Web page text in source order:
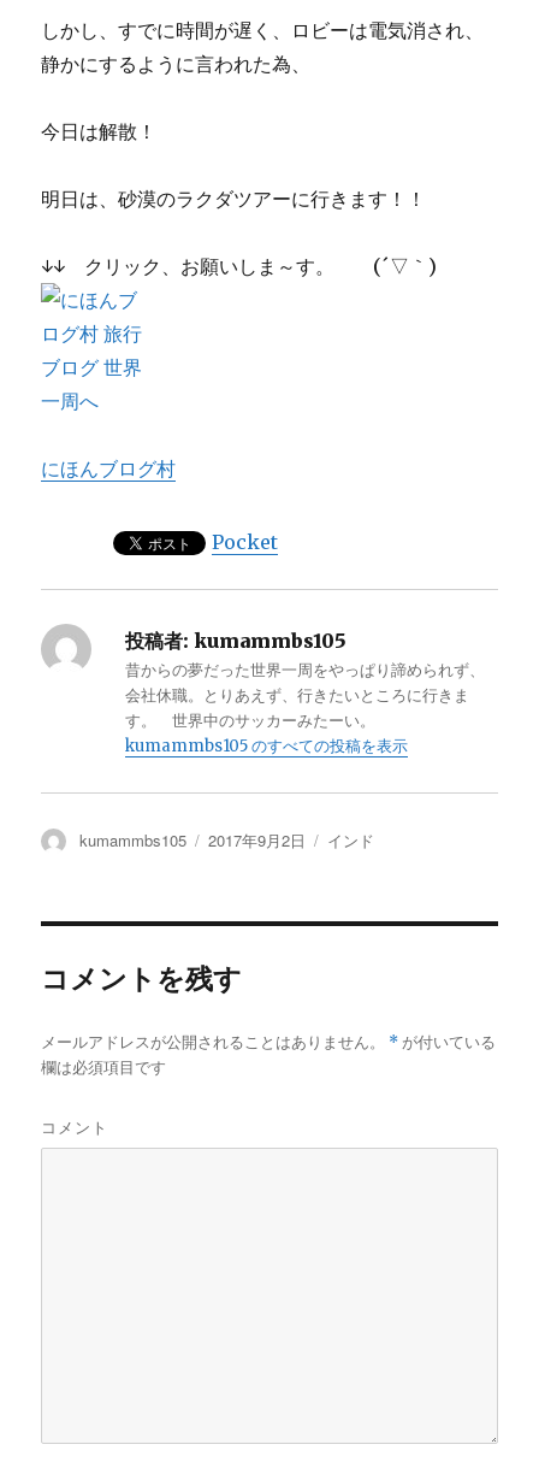
しかし、すでに時間が遅く、ロビーは電気消され、
静かにするように言われた為、
今日は解散！
明日は、砂漠のラクダツアーに行きます！！
↓↓ クリック、お願いしま～す。 (´▽｀)
にほんブログ村
Pocket
投稿者: kumammbs105
昔からの夢だった世界一周をやっぱり諦められず、
会社休職。とりあえず、行きたいところに行きま
す。 世界中のサッカーみたーい。
kumammbs105 のすべての投稿を表示
投
kumammbs105
投
2017年9月2日
カ
リ
インド
コメントを残す
メールアドレスが公開されることはありません。 * が付いている
欄は必須項目です
コメント